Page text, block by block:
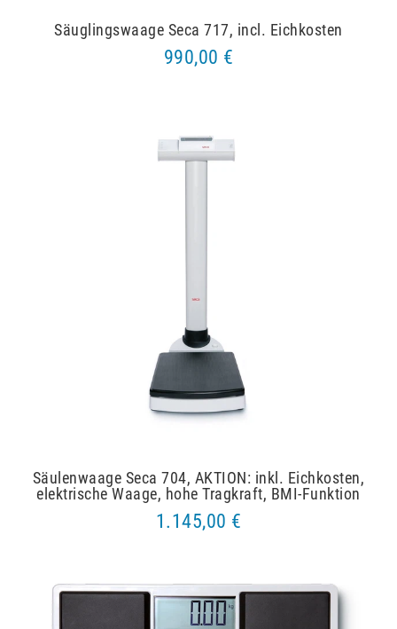
Säuglingswaage Seca 717, incl. Eichkosten
990,00 €
Säulenwaage Seca 704, AKTION: inkl. Eichkosten,
elektrische Waage, hohe Tragkraft, BMI-Funktion
1.145,00 €